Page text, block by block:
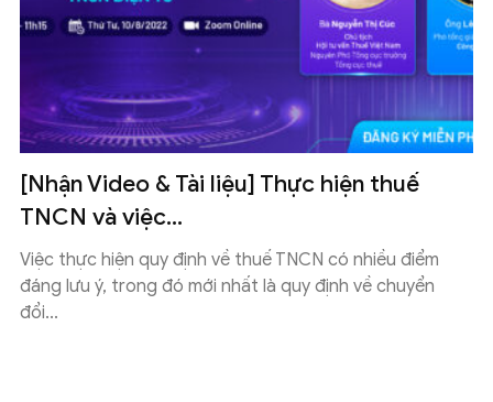
[Nhận Video & Tài liệu] Thực hiện thuế
TNCN và việc...
Việc thực hiện quy định về thuế TNCN có nhiều điểm
đáng lưu ý, trong đó mới nhất là quy định về chuyển
đổi...